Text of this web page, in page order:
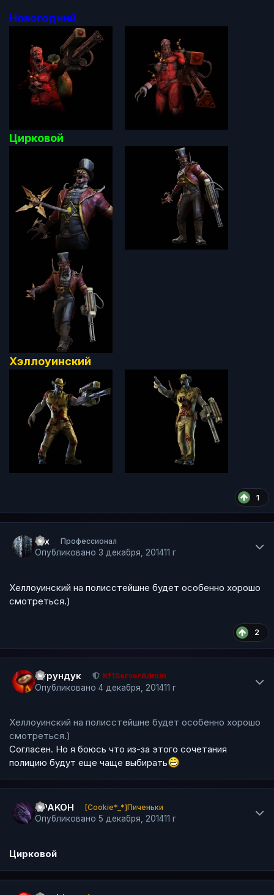
Новогодний
Цирковой
Хэллоуинский
1
Vix Профессионал
Опубликовано 3 декабря, 201411 г
Хеллоуинский на полисстейшне будет особенно хорошо
смотреться.)
2
Бурундук Kf1ServerAdmin
Опубликовано 4 декабря, 201411 г
Хеллоуинский на полисстейшне будет особенно хорошо
смотреться.)
Согласен. Но я боюсь что из-за этого сочетания
полицию будут еще чаще выбирать
DPAKOH [Cookie*_*]Пиченьки
Опубликовано 5 декабря, 201411 г
Цирковой